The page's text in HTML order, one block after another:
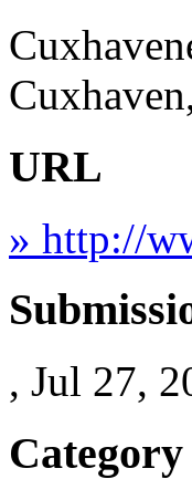
URL
» http://
, Jul 27,
Category